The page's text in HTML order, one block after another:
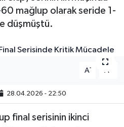
mağlup olarak seride 1-
düşmüştü.
A- A
28.04.2026 - 22:50
final serisinin ikinci